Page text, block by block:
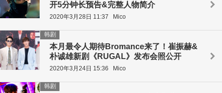
开5分钟长预告&完整人物简介
2020年3月28日 11:37 Mico
本月最令人期待Bromance来了！崔振赫&
朴诚雄新剧《RUGAL》发布会照公开
韩剧
2020年3月24日 15:36 Mico
韩剧